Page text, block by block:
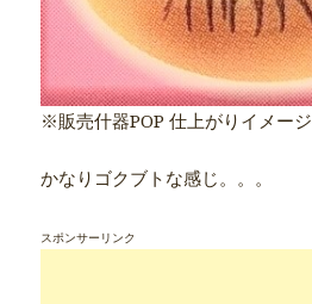
※販売什器POP 仕上がりイメージ
かなりゴクブトな感じ。。。
スポンサーリンク